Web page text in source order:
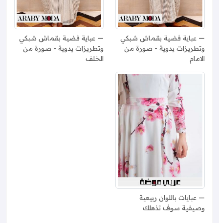
عباية فضية بقماش شبكي
وتطريزات يدوية - صورة من
الامام
عباية فضية بقماش شبكي
وتطريزات يدوية - صورة من
الخلف
عبايات باللوان ربيعية
وصيفية سوف تذهلك